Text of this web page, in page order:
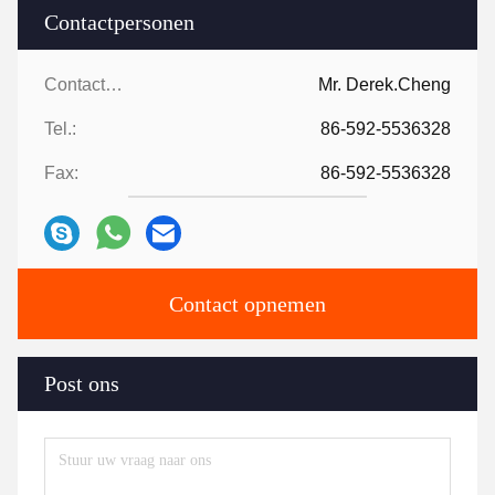
Contactpersonen
Contactpersonen: Mr. Derek.Cheng
Tel.: 86-592-5536328
Fax: 86-592-5536328
Contact opnemen
Post ons